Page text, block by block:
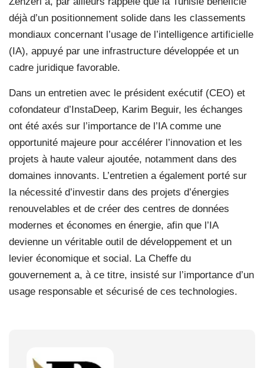
déjà d’un positionnement solide dans les classements
mondiaux concernant l’usage de l’intelligence artificielle
(IA), appuyé par une infrastructure développée et un
cadre juridique favorable.
Dans un entretien avec le président exécutif (CEO) et
cofondateur d’InstaDeep, Karim Beguir, les échanges
ont été axés sur l’importance de l’IA comme une
opportunité majeure pour accélérer l’innovation et les
projets à haute valeur ajoutée, notamment dans des
domaines innovants. L’entretien a également porté sur
la nécessité d’investir dans des projets d’énergies
renouvelables et de créer des centres de données
modernes et économes en énergie, afin que l’IA
devienne un véritable outil de développement et un
levier économique et social. La Cheffe du
gouvernement a, à ce titre, insisté sur l’importance d’un
usage responsable et sécurisé de ces technologies.